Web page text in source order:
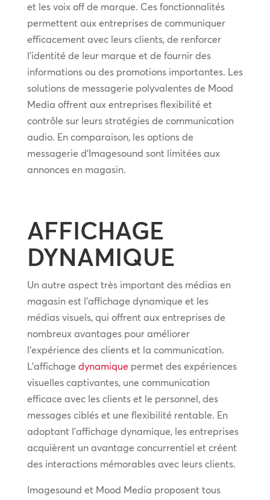
et les voix off de marque. Ces fonctionnalités
permettent aux entreprises de communiquer
efficacement avec leurs clients, de renforcer
l’identité de leur marque et de fournir des
informations ou des promotions importantes. Les
solutions de messagerie polyvalentes de Mood
Media offrent aux entreprises flexibilité et
contrôle sur leurs stratégies de communication
audio. En comparaison, les options de
messagerie d’Imagesound sont limitées aux
annonces en magasin.
AFFICHAGE
DYNAMIQUE
Un autre aspect très important des médias en
magasin est l’affichage dynamique et les
médias visuels, qui offrent aux entreprises de
nombreux avantages pour améliorer
l’expérience des clients et la communication.
L’affichage dynamique permet des expériences
visuelles captivantes, une communication
efficace avec les clients et le personnel, des
messages ciblés et une flexibilité rentable. En
adoptant l’affichage dynamique, les entreprises
acquièrent un avantage concurrentiel et créent
des interactions mémorables avec leurs clients.
Imagesound et Mood Media proposent tous